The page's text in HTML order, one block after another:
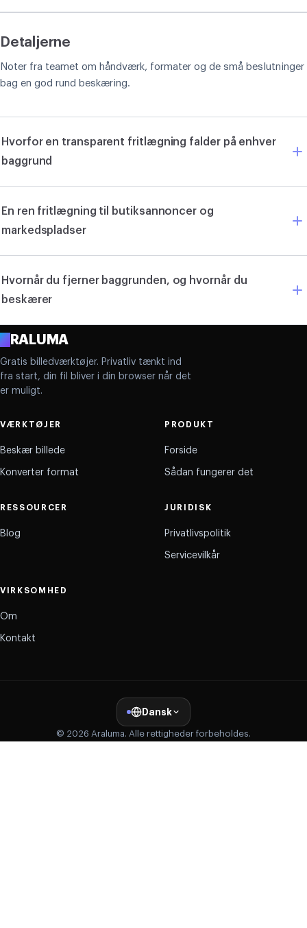
Detaljerne
Noter fra teamet om håndværk, formater og de små beslutninger
bag en god rund beskæring.
Hvorfor en transparent fritlægning falder på enhver
baggrund
En ren fritlægning til butiksannoncer og
markedspladser
Hvornår du fjerner baggrunden, og hvornår du
beskærer
ARALUMA
Gratis billedværktøjer. Privatliv tænkt ind
fra start, din fil bliver i din browser når det
er muligt.
VÆRKTØJER
Beskær billede
Konverter format
PRODUKT
Forside
Sådan fungerer det
RESSOURCER
Blog
JURIDISK
Privatlivspolitik
Servicevilkår
VIRKSOMHED
Om
Kontakt
Dansk
© 2026 Araluma. Alle rettigheder forbeholdes.